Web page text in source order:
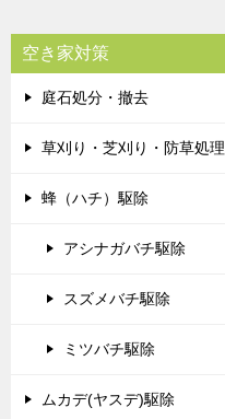
空き家対策
庭石処分・撤去
草刈り・芝刈り・防草処理
蜂（ハチ）駆除
アシナガバチ駆除
スズメバチ駆除
ミツバチ駆除
ムカデ(ヤスデ)駆除